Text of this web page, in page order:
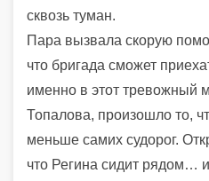
сквозь туман.
Пара вызвала скорую
что бригада сможет
именно в этот тревожный
Топалова, произошло то,
меньше самих судорог.
что Регина сидит рядом…